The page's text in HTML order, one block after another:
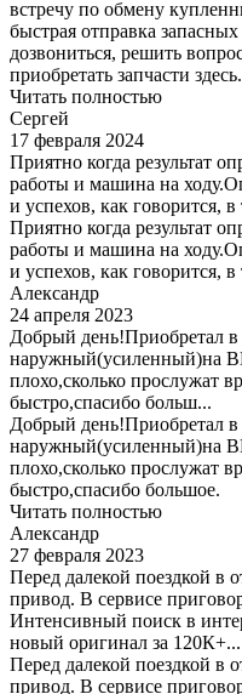
встречу по обмену
быстрая отправка
дозвониться, решить
приобретать запчасти здесь.
Читать полностью
Сергей
17 февраля 2024
Приятно когда результат
работы и машина на
и успехов, как говорится, в
Приятно когда результат
работы и машина на
и успехов, как говорится, в
Александр
24 апреля 2023
Добрый день!Приобретал
наружный(усиленный)на
плохо,сколько прослужат
быстро,спасибо больш...
Добрый день!Приобретал
наружный(усиленный)на
плохо,сколько прослужат
быстро,спасибо большое.
Читать полностью
Александр
27 февраля 2023
Перед далекой поездкой в
привод. В сервисе
Интенсивный поиск в
новый оригинал за 120К+...
Перед далекой поездкой в
привод. В сервисе